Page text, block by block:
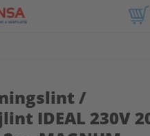
/
IDEAL 230V